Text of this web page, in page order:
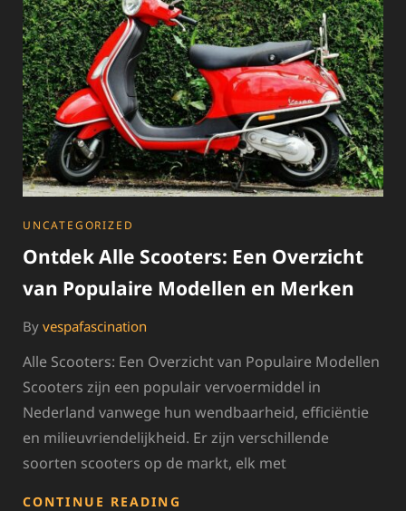
CATEGORIES
UNCATEGORIZED
Ontdek Alle Scooters: Een Overzicht
van Populaire Modellen en Merken
By vespafascination
Alle Scooters: Een Overzicht van Populaire Modellen
Scooters zijn een populair vervoermiddel in
Nederland vanwege hun wendbaarheid, efficiëntie
en milieuvriendelijkheid. Er zijn verschillende
soorten scooters op de markt, elk met
CONTINUE READING